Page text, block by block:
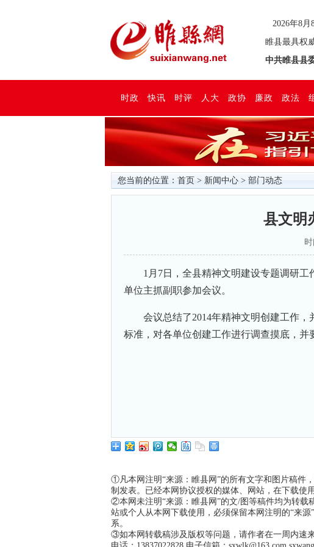
2026年8
睢县最具权
中共睢县县
时政 快讯 时评 人大 政协 廉政 政法
您当前的位置： 首页 > 新闻中心 > 部门动态
县文明
1月7日，全县精神文明建设专题调研
单位主抓副职参加会议。
会议总结了2014年精神文明创建工作，
标准，对各单位创建工作进行调查摸底，并
①凡本网注明“来源：睢县网”的所有文字和图片稿件
制发表。已经本网协议授权的媒体、网站，在下载使
②本网未注明“来源：睢县网”的文/图等稿件均为转载
站或个人从本网下载使用，必须保留本网注明的“来
系。
③如本网转载稿涉及版权等问题，请作者在一周内速